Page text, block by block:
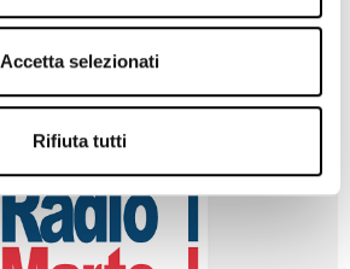
Accetta selezionati
Rifiuta tutti